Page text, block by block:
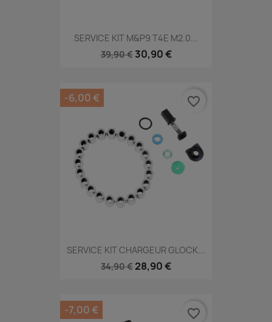
SERVICE KIT M&P9 T4E M2.0...
39,90 € 30,90 €
SERVICE KIT CHARGEUR GLOCK...
34,90 € 28,90 €
-6,00 € favorite_border
-7,00 € favorite_border